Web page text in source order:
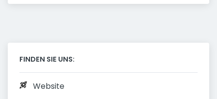
FINDEN SIE UNS:
Website